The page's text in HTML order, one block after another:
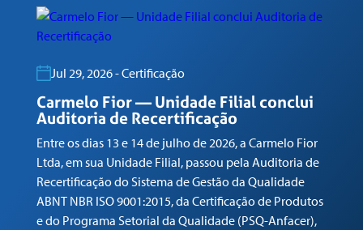
Jul 29, 2026 - Certificação
Carmelo Fior — Unidade Filial conclui
Auditoria de Recertificação
Entre os dias 13 e 14 de julho de 2026, a Carmelo Fior
Ltda, em sua Unidade Filial, passou pela Auditoria de
Recertificação do Sistema de Gestão da Qualidade
ABNT NBR ISO 9001:2015, da Certificação de Produtos
e do Programa Setorial da Qualidade (PSQ-Anfacer),